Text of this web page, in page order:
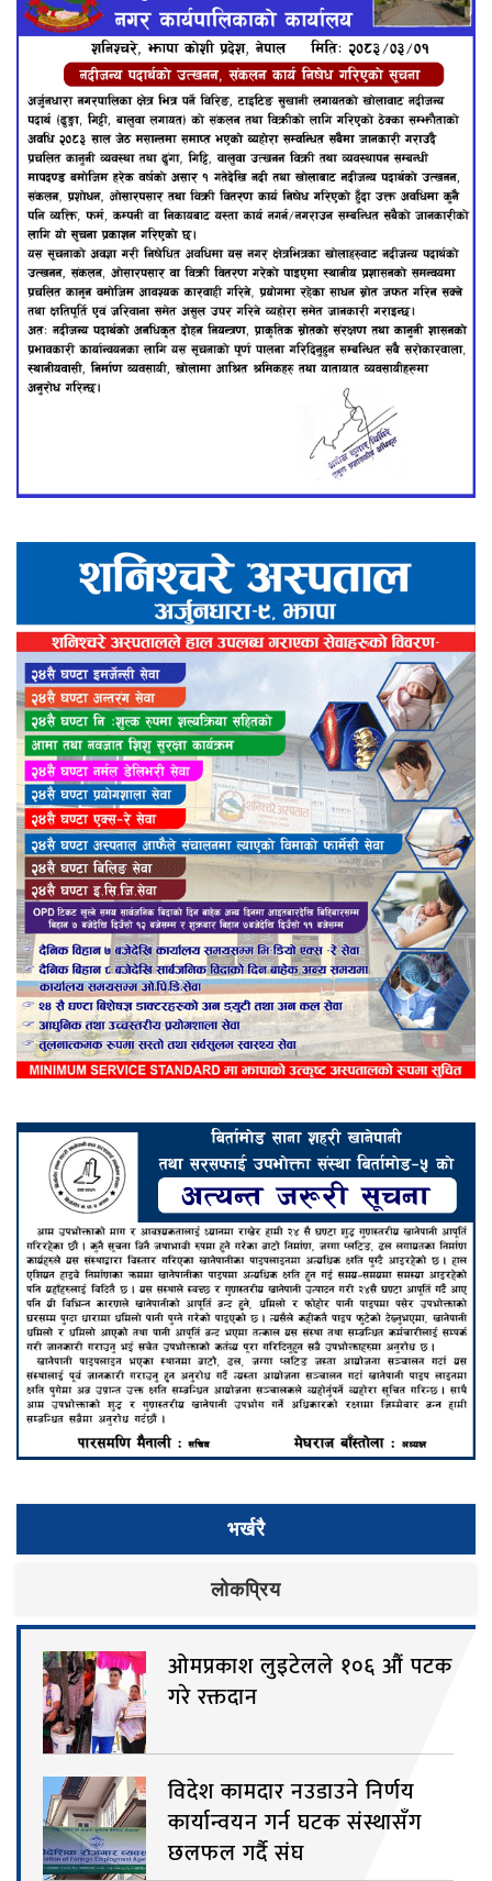
भर्खरै
लाेकप्रिय
ओमप्रकाश लुइटेलले १०६ औं पटक
गरे रक्तदान
विदेश कामदार नउडाउने निर्णय
कार्यान्वयन गर्न घटक संस्थासँग
छलफल गर्दै संघ